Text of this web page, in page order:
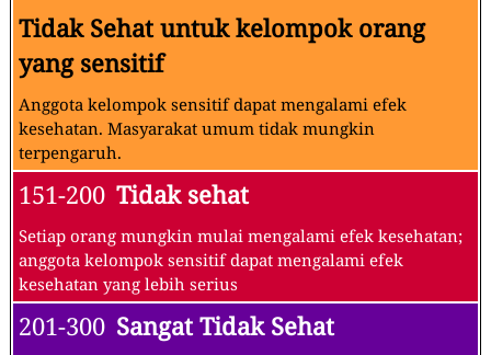
Tidak Sehat untuk kelompok orang
yang sensitif
Anggota kelompok sensitif dapat mengalami efek
kesehatan. Masyarakat umum tidak mungkin
terpengaruh.
151-200 Tidak sehat
Setiap orang mungkin mulai mengalami efek kesehatan;
anggota kelompok sensitif dapat mengalami efek
kesehatan yang lebih serius
201-300 Sangat Tidak Sehat